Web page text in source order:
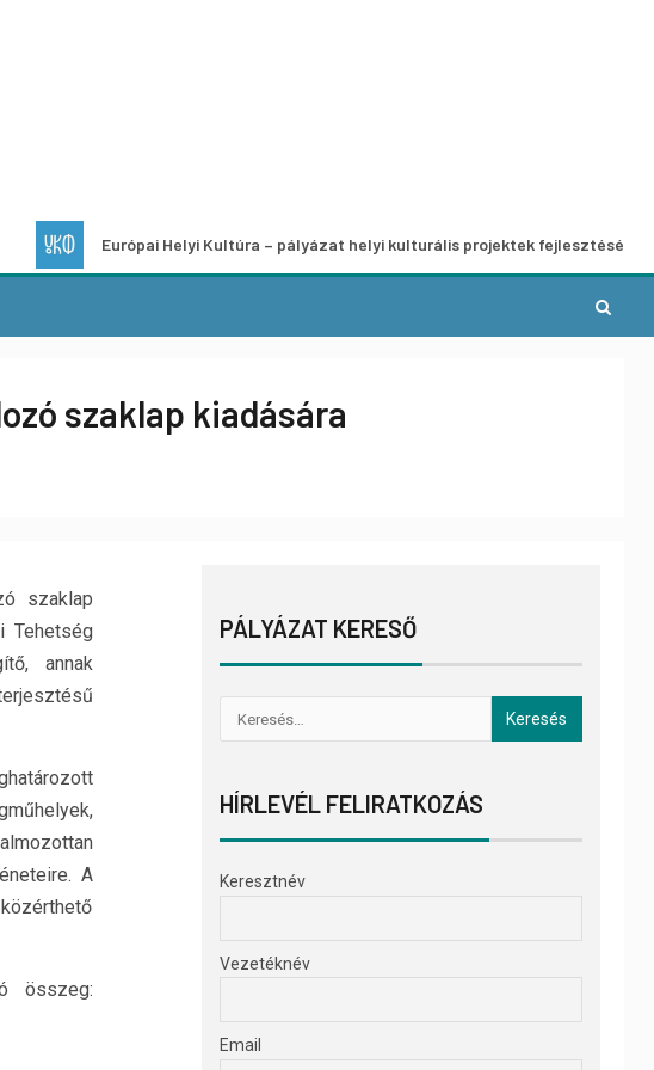
Európai Helyi Kultúra – pályázat helyi kulturális projektek fejlesztésére
szaklap kiadására
szaklap
Tehetség
annak
A
összeg:
PÁLYÁZAT KERESŐ
HÍRLEVÉL FELIRATKOZÁS
Keresztnév
Vezetéknév
Email